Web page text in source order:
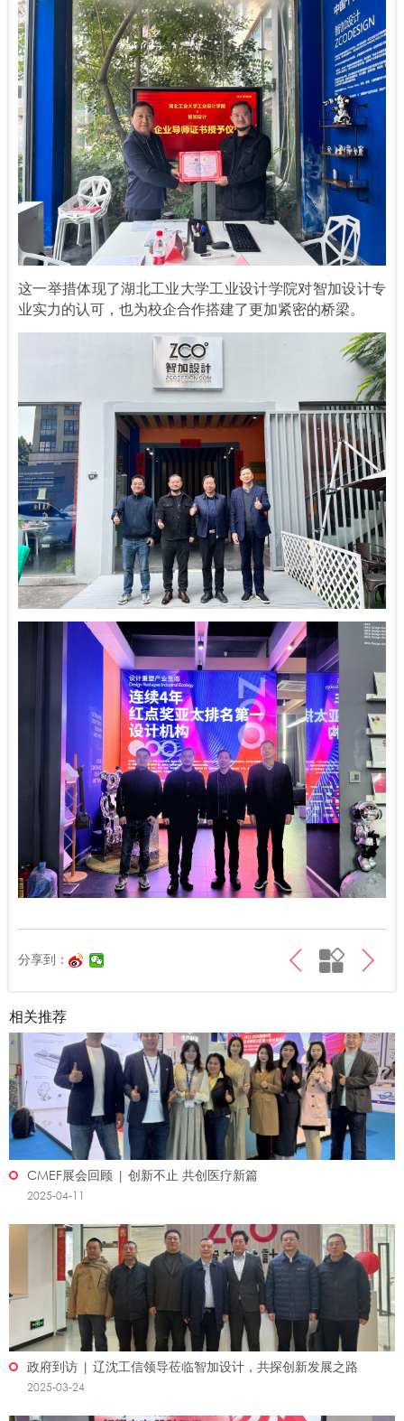
这一举措体现了湖北工业大学工业设计学院对智加设计专
业实力的认可，也为校企合作搭建了更加紧密的桥梁。
分享到：
相关推荐
CMEF展会回顾 | 创新不止 共创医疗新篇
2025-04-11
政府到访 | 辽沈工信领导莅临智加设计，共探创新发展之路
2025-03-24